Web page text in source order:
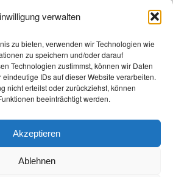
verwalten
zu bieten, verwenden wir Technologien wie
zu speichern und/oder darauf
Technologien zustimmst, können wir Daten
IDs auf dieser Website verarbeiten.
nicht erteilst oder zurückziehst, können
beeinträchtigt werden.
Akzeptieren
Ablehnen
fluechter.de